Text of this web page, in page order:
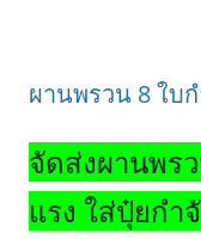
ผานพรวน 8 ใบ
จัดส่งผานพร
แรง ใส่ปุ๋ยก